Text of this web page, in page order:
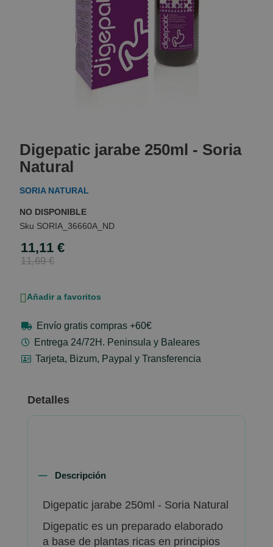
the
beginning
of
the
gallery
Digepatic jarabe 250ml - Soria
Natural
SORIA NATURAL
NO DISPONIBLE
SORIA_36660A_ND
Special
Price
11,11 €
11,69 €
Añadir a favoritos
Envío gratis compras +60€
Entrega 24/72H. Peninsula y Baleares
Tarjeta, Bizum, Paypal y Transferencia
Detalles
Descripción
Digepatic jarabe 250ml - Soria Natural
Digepatic es un preparado elaborado
a base de plantas ricas en principios